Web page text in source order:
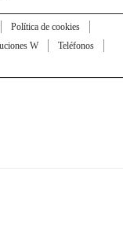
Política de cookies
W
Teléfonos